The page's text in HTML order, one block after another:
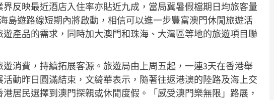
反映最近酒店入住率亦貼近九成，當局冀暑假檔期日均旅客量
島遊路線短期內將啟動，相信可以進一步豐富澳門休閒旅遊活
產品的需求，同時加大澳門和珠海、大灣區等地的旅遊項目聯
消費，持續拓展客源。旅遊局由上周五起，一連3天在香港舉
動昨日圓滿結束，文綺華表示，隨著往返港澳的陸路及海上交
居民選擇到澳門探親或休閒度假。「感受澳門樂無限」路展，